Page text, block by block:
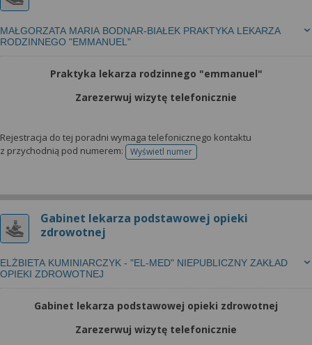
MAŁGORZATA MARIA BODNAR-BIAŁEK PRAKTYKA LEKARZA
RODZINNEGO "EMMANUEL"
Praktyka lekarza rodzinnego "emmanuel"
Zarezerwuj wizytę telefonicznie
Rejestracja do tej poradni wymaga telefonicznego kontaktu
z przychodnią pod numerem:
Wyświetl numertelefonu do rejestracji
Gabinet lekarza podstawowej opieki
zdrowotnej
ELŻBIETA KUMINIARCZYK - "EL-MED" NIEPUBLICZNY ZAKŁAD
OPIEKI ZDROWOTNEJ
Gabinet lekarza podstawowej opieki zdrowotnej
Zarezerwuj wizytę telefonicznie